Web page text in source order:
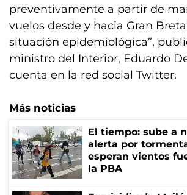
preventivamente a partir de
vuelos desde y hacia Gran
situación epidemiológica”,
ministro del Interior, Eduardo
cuenta en la red social Twitter.
Más noticias
El tiempo: sube a
alerta por
esperan vientos
la PBA